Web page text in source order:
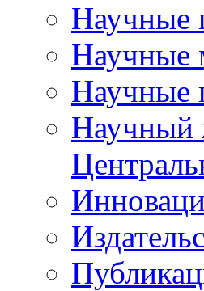
Научные
Научные
Научные
Научный